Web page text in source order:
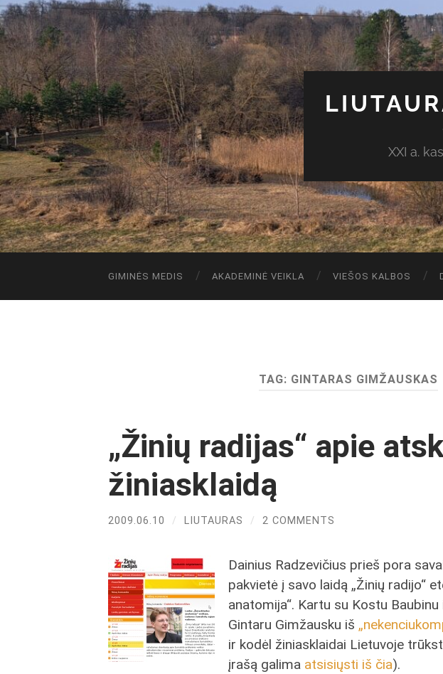
XXI a.
GIMINĖS MEDIS AKADEMINĖ VEIKLA VIEŠOS KALBOS
TAG: GINTARAS GIMŽAUSKAS
„Žinių radijas“ apie
žiniasklaidą
2009.06.10 / LIUTAURAS / 2 COMMENTS
Dainius Radzevičius prieš pora
pakvietė į savo laidą „Žinių radijo“
anatomija“. Kartu su Kostu Baubinu
Gintaru Gimžausku iš
ir kodėl žiniasklaidai Lietuvoje
įrašą galima atsisiųsti iš čia).